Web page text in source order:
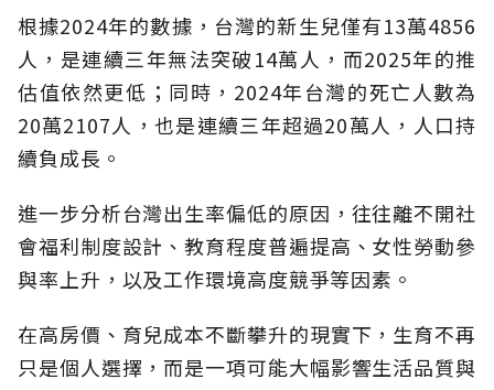
根據2024年的數據，台灣的新生兒僅有13萬4856
人，是連續三年無法突破14萬人，而2025年的推
估值依然更低；同時，2024年台灣的死亡人數為
20萬2107人，也是連續三年超過20萬人，人口持
續負成長。
進一步分析台灣出生率偏低的原因，往往離不開社
會福利制度設計、教育程度普遍提高、女性勞動參
與率上升，以及工作環境高度競爭等因素。
在高房價、育兒成本不斷攀升的現實下，生育不再
只是個人選擇，而是一項可能大幅影響生活品質與